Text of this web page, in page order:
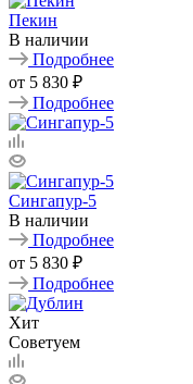
Пекин
В наличии
Подробнее
от 5 830 ₽
Подробнее
Сингапур-5
В наличии
Подробнее
от 5 830 ₽
Подробнее
Хит
Советуем